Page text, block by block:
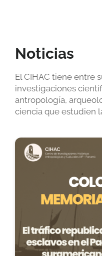
Noticias
El CIHAC tiene entre
investigaciones
antropología,
ciencia que estudien